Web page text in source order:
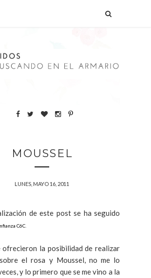
MOUSSEL
LUNES, MAYO 16, 2011
de este post se ha seguido
C6C
ofrecieron la posibilidad de realizar
el rosa y Moussel, no me lo
y lo primero que se me vino a la